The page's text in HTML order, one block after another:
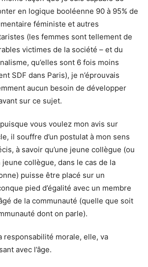
en logique booléenne 90 à 95% de
féministe et autres
(les femmes sont tellement de
victimes de la société – et du
qu’elles sont 6 fois moins
SDF dans Paris), je n’éprouvais
aucun besoin de développer
sur ce sujet.
vous voulez mon avis sur
il souffre d’un postulat à mon sens
à savoir qu’une jeune collègue (ou
jeune collègue, dans le cas de la
puisse être placé sur un
pied d’égalité avec un membre
de la communauté (quelle que soit
dont on parle).
responsabilité morale, elle, va
avec l’âge.